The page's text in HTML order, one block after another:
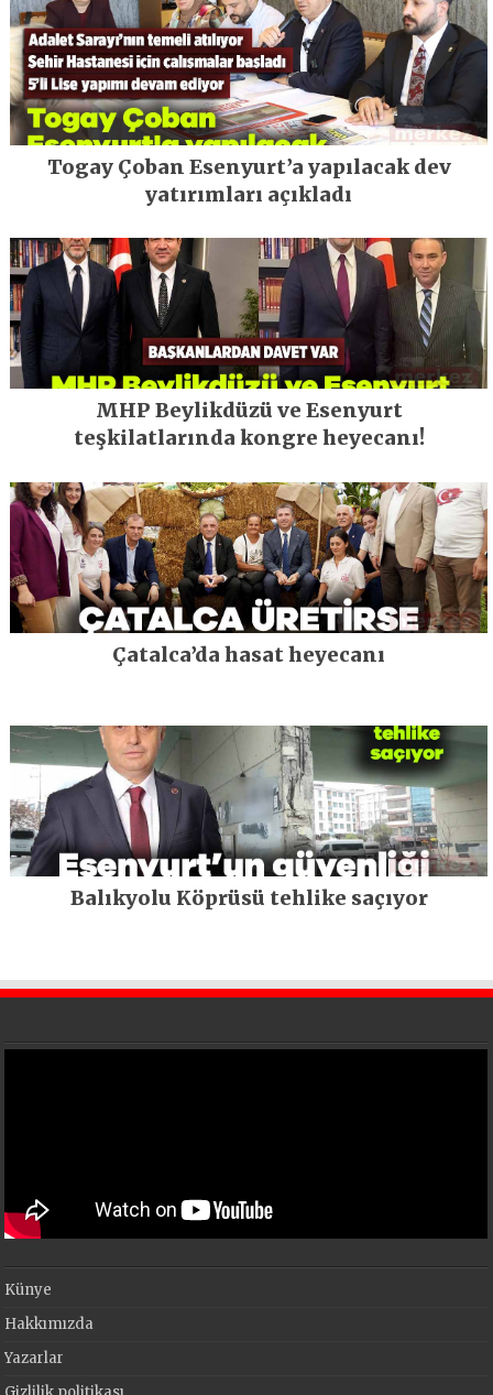
Togay Çoban Esenyurt’a yapılacak dev
yatırımları açıkladı
MHP Beylikdüzü ve Esenyurt
teşkilatlarında kongre heyecanı!
Çatalca’da hasat heyecanı
Balıkyolu Köprüsü tehlike saçıyor
Künye
Hakkımızda
Yazarlar